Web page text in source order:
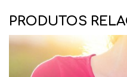
PRODUTOS